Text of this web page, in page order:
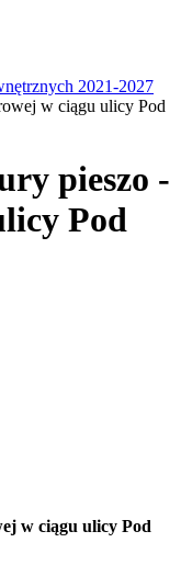
2021-2027
w ciągu ulicy Pod
pieszo -
Pod
w ciągu ulicy Pod